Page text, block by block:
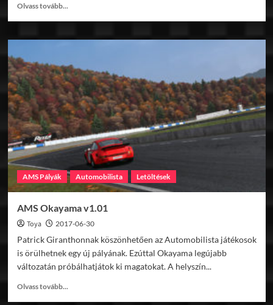
Olvass tovább...
AMS
AMS Pályák Automobilista Letöltések
AMS Okayama v1.01
Toya 2017-06-30
Patrick Giranthonnak köszönhetően az Automobilista játékosok
is örülhetnek egy új pályának. Ezúttal Okayama legújabb
változatán próbálhatjátok ki magatokat. A helyszín...
Olvass tovább...